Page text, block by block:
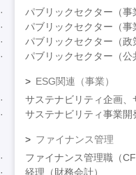
パブリックセクター（事
パブリックセクター（事
パブリックセクター（政
パブリックセクター（公
ESG関連（事業）
サステナビリティ企画
サステナビリティ事業開
ファイナンス管理
ファイナンス管理職（
経理（財務会計）